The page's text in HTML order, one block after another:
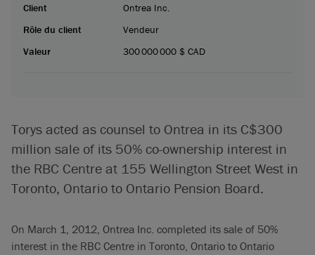
Torys acted as counsel to Ontrea in its C$300
million sale of its 50% co-ownership interest in
the RBC Centre at 155 Wellington Street West in
Toronto, Ontario to Ontario Pension Board.
On March 1, 2012, Ontrea Inc. completed its sale of 50%
interest in the RBC Centre in Toronto, Ontario to Ontario
Client
Ontrea Inc.
Rôle du client
Vendeur
Valeur
300 000 000 $ CAD